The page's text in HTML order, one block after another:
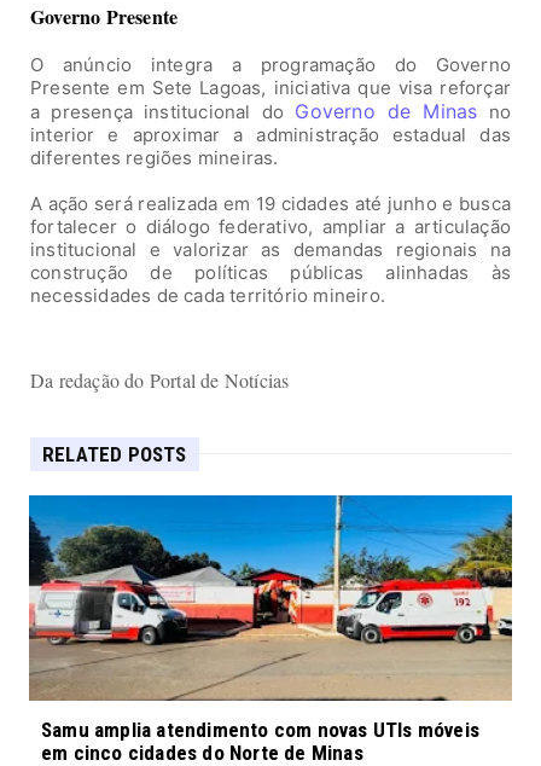
Governo Presente
O anúncio integra a programação do Governo
Presente em Sete Lagoas, iniciativa que visa reforçar
a presença institucional do Governo de Minas no
interior e aproximar a administração estadual das
diferentes regiões mineiras.
A ação será realizada em 19 cidades até junho e busca
fortalecer o diálogo federativo, ampliar a articulação
institucional e valorizar as demandas regionais na
construção de políticas públicas alinhadas às
necessidades de cada território mineiro.
Da redação do Portal de Notícias
RELATED POSTS
Samu amplia atendimento com novas UTIs móveis
em cinco cidades do Norte de Minas